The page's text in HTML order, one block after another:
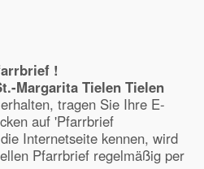
!
Margarita Tielen Tielen
tragen Sie Ihre E-
auf 'Pfarrbrief
Internetseite kennen, wird
Pfarrbrief regelmäßig per